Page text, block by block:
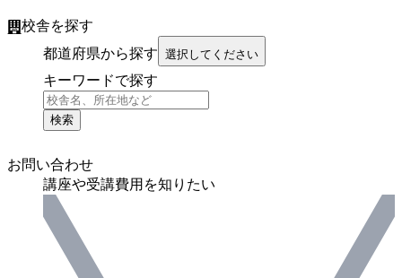
校舎を探す
都道府県から探す 選択してください
キーワードで探す
検索
お問い合わせ
講座や受講費用を知りたい